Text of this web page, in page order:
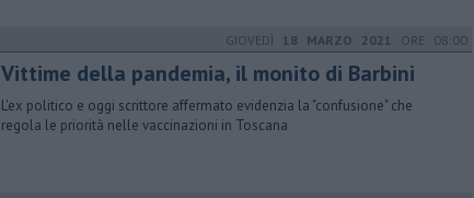
GIOVEDÌ 18 MARZO 2021 ORE 08:00
Vittime della pandemia, il monito di Barbini
L'ex politico e oggi scrittore affermato evidenzia la "confusione" che
regola le priorità nelle vaccinazioni in Toscana